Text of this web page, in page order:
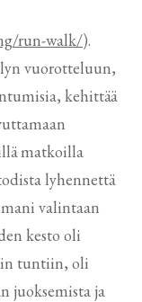
run-walk/).
vuorotteluun,
kehittää
matkoilla
lyhennettä
valintaan
kesto oli
tuntiin, oli
juoksemista ja